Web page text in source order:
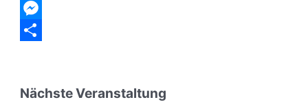
Telegram
Messenger
Nächste Veranstaltung